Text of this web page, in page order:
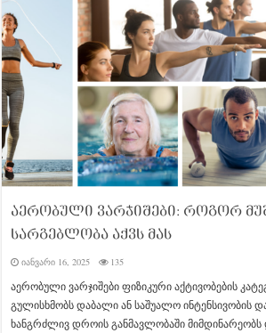
აერობული ვარჯიშები: როგორ
სარგებლობა აქვს მას
იანვარი 16, 2025 135
აერობული ვარჯიშები ფიზიკური აქტივობების
გულისხმობს დაბალი ან საშუალო ინტენსივობის
ხანგრძლივ დროის განმავლობაში მიმდინარეობს